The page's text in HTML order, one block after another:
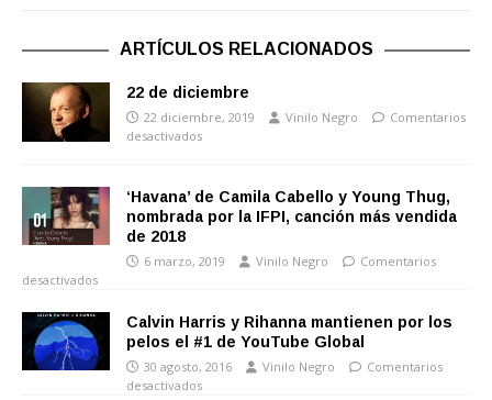
ARTÍCULOS RELACIONADOS
22 de diciembre
22 diciembre, 2019 Vinilo Negro
Comentarios
desactivados
‘Havana’ de Camila Cabello y Young Thug,
nombrada por la IFPI, canción más vendida
de 2018
6 marzo, 2019 Vinilo Negro
Comentarios
desactivados
Calvin Harris y Rihanna mantienen por los
pelos el #1 de YouTube Global
30 agosto, 2016 Vinilo Negro
Comentarios
desactivados